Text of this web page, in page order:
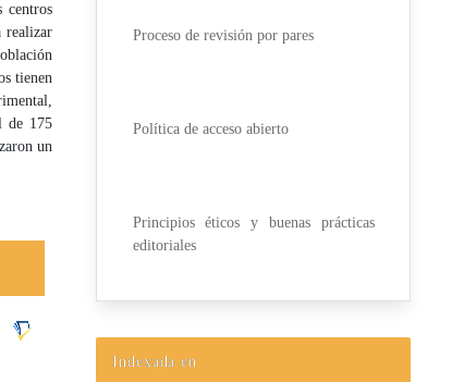
centros
realizar
tienen
de 175
un
Proceso de revisión por pares
Política de acceso abierto
Principios éticos y buenas prácticas
editoriales
Indexada en